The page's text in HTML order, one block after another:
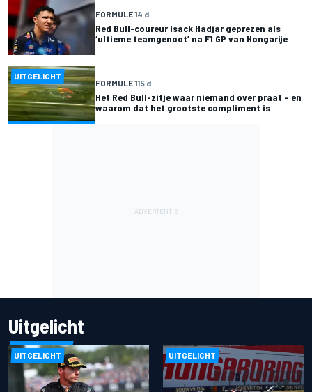
FORMULE 14 d
Red Bull-coureur Isack Hadjar geprezen als
‘ultieme teamgenoot’ na F1 GP van Hongarije
UITGELICHT
FORMULE 115 d
Het Red Bull-zitje waar niemand over praat – en
waarom dat het grootste compliment is
Uitgelicht
UITGELICHT UITGELICHT